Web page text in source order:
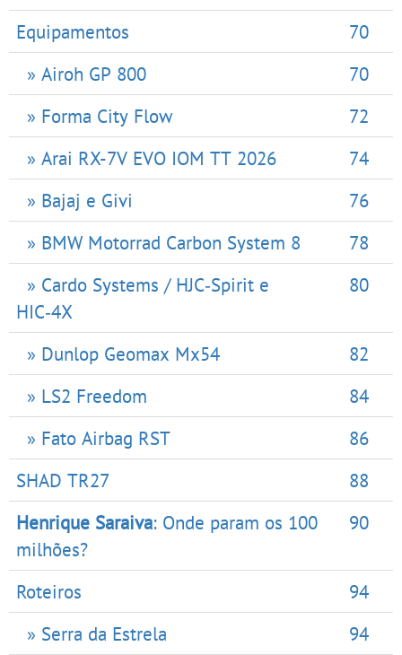
Equipamentos
70
» Airoh GP 800
70
» Forma City Flow
72
» Arai RX-7V EVO IOM TT 2026
74
» Bajaj e Givi
76
» BMW Motorrad Carbon System 8
78
» Cardo Systems / HJC‑Spirit e
HIC‑4X
80
» Dunlop Geomax Mx54
82
» LS2 Freedom
84
» Fato Airbag RST
86
SHAD TR27
88
Henrique Saraiva: Onde param os 100
milhões?
90
Roteiros
94
» Serra da Estrela
94